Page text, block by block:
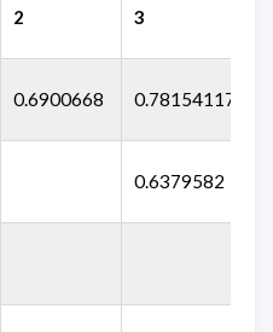
2 3
0.6900668 0.78154117
0.6379582